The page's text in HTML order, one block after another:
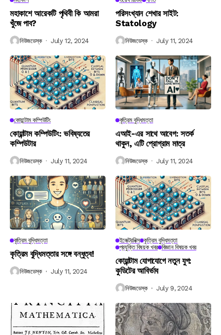
মহাকাশে আরেকটি পৃথিবী কি আমরা
খুঁজে পাব?
নিউজডেস্ক July 12, 2024
পরিসংখ্যান শেখার সাইট:
Statology
নিউজডেস্ক July 11, 2024
কোয়ান্টাম কম্পিউটিং
কোয়ান্টাম কম্পিউটিং: ভবিষ্যতের
কম্পিউটার
নিউজডেস্ক July 11, 2024
কৃত্রিম বুদ্ধিমত্তা
এআই-এর সাথে আবেগ: সতর্ক
থাকুন, এটি প্রোগ্রাম মাত্র
নিউজডেস্ক July 11, 2024
কৃত্রিম বুদ্ধিমত্তা
কৃত্রিম বুদ্ধিমত্তার সঙ্গে বন্ধুত্ব!
নিউজডেস্ক July 11, 2024
ইলেক্ট্রনিক্স কৃত্রিম বুদ্ধিমত্তা
প্রযুক্তি বিষয়ক খবর বিজ্ঞান বিষয়ক খবর
কোয়ান্টাম যোগাযোগে নতুন যুগ:
কুডিটের আবির্ভাব
নিউজডেস্ক July 9, 2024